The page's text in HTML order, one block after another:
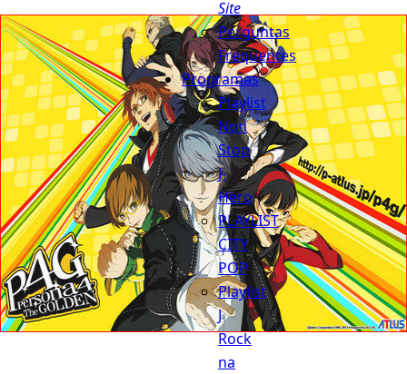
Site
Perguntas
Frequentes
Programas
Playlist
Non
Stop
J-
Hero
PLAYLIST
CITY
POP
Playlist
J
Rock
na